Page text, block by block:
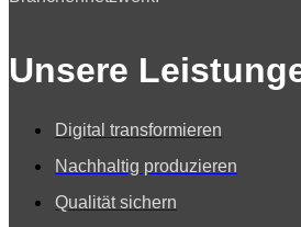
Unsere
Digital transformieren
Nachhaltig produzieren
Qualität sichern